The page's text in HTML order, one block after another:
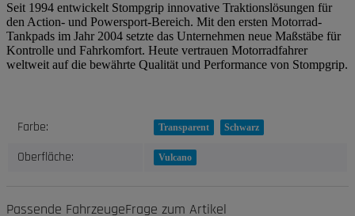
Seit 1994 entwickelt Stompgrip innovative Traktionslösungen für
den Action- und Powersport-Bereich. Mit den ersten Motorrad-
Tankpads im Jahr 2004 setzte das Unternehmen neue Maßstäbe für
Kontrolle und Fahrkomfort. Heute vertrauen Motorradfahrer
weltweit auf die bewährte Qualität und Performance von Stompgrip.
Produkteigenschaft
Wert
Farbe: Transparent Schwarz
Oberfläche: Vulcano
Passende FahrzeugeFrage zum Artikel